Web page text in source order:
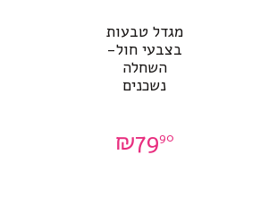
מגדל טבעות
בצבעי חול-
השחלה
נשכנים
₪7990